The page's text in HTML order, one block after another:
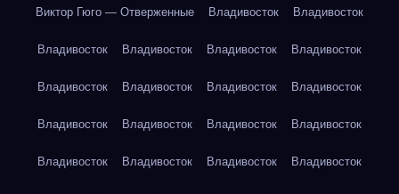
Виктор Гюго — Отверженные Владивосток Владивосток
Владивосток Владивосток Владивосток Владивосток
Владивосток Владивосток Владивосток Владивосток
Владивосток Владивосток Владивосток Владивосток
Владивосток Владивосток Владивосток Владивосток